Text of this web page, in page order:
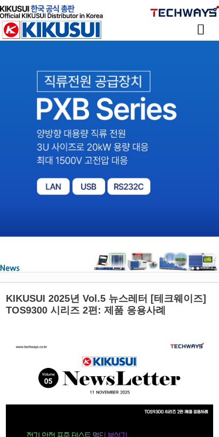
KIKUSUI 2025년 Vol.5 뉴스레터 [테크웨이즈]
TOS9300 시리즈 2편: 제품 응용사례
스케치북5
스케치북5